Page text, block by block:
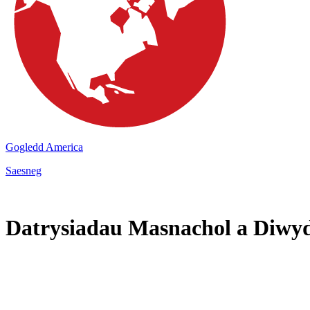
Gogledd America
Saesneg
Datrysiadau Masnachol a